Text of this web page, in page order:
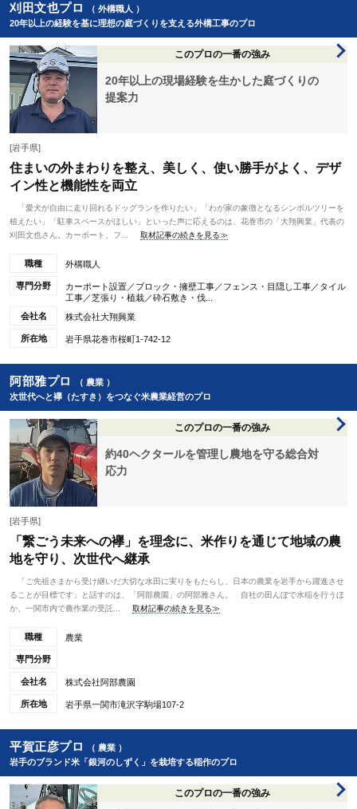
刈田文也プロ
（ 外構職人 ）
20年以上の経験を基に理想の庭づくりを支える外構工事のプロ
このプロの一番の強み
20年以上の現場経験を生かした庭づくりの
提案力
[岩手県]
住まいの外まわりを整え、美しく、使い勝手がよく、デザ
イン性と機能性を両立
「愛犬が自由に走り回れるドッグランを作りたい」「わが家の象徴となるシンボルツリーを
植えたい」「駐車スペースがほしい」といった声に応えるのは、花巻市の「大翔興業」代表の
刈田文也さん。カーポート、フ...
取材記事の続きを見る≫
職種 外構職人
専門分野
カーポート設置／ブロック・擁壁工事／フェンス・目隠し工事／タイル
工事／芝張り・植栽／砕石敷き・伐...
会社名
株式会社大翔興業
所在地 岩手県花巻市桜町1-742-12
阿部雅プロ
（ 農業 ）
次世代へと襷（たすき）をつなぐ米農業経営のプロ
このプロの一番の強み
約40ヘクタールを管理し農地を守る総合対
応力
[岩手県]
「繋ごう未来への襷」を理念に、米作りを通じて地域の農
地を守り、次世代へ継承
「ご先祖さまから受け継いだ大切な水田に実りをもたらし、日本の農業を岩手から躍進させ
ることが目標です」と話すのは、「阿部農園」の阿部雅さん。 自社の田んぼで水稲を行うほ
か、一関市内で農作業の受託...
取材記事の続きを見る≫
職種 農業
専門分野
会社名 株式会社阿部農園
所在地 岩手県一関市滝沢字駒場107-2
平賀正彦プロ
（ 農業 ）
岩手のブランド米「銀河のしずく」を栽培する稲作のプロ
このプロの一番の強み